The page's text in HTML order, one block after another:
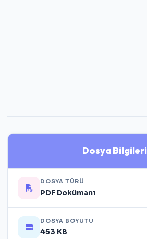
Dosya Bilgileri
DOSYA TÜRÜ
PDF Dokümanı
DOSYA BOYUTU
453 KB